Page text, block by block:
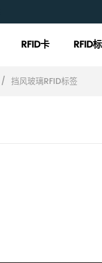
RFID卡 RFID
/ 挡风玻璃RFID标签